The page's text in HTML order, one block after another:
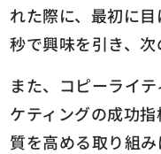
れた際に、最初に
秒で興味を引き、次
また、コピーライ
ケティングの成功
質を高める取り組み